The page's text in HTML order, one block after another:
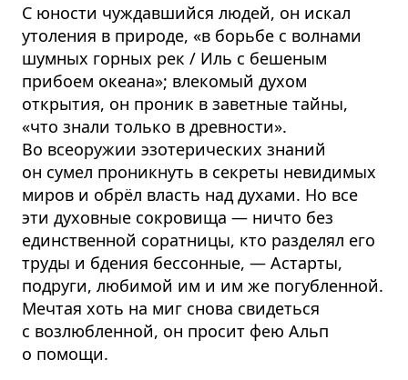
С юности чуждавшийся людей, он искал
утоления в природе, «в борьбе с волнами
шумных горных рек / Иль с бешеным
прибоем океана»; влекомый духом
открытия, он проник в заветные тайны,
«что знали только в древности».
Во всеоружии эзотерических знаний
он сумел проникнуть в секреты невидимых
миров и обрёл власть над духами. Но все
эти духовные сокровища — ничто без
единственной соратницы, кто разделял его
труды и бдения бессонные, — Астарты,
подруги, любимой им и им же погубленной.
Мечтая хоть на миг снова свидеться
с возлюбленной, он просит фею Альп
о помощи.